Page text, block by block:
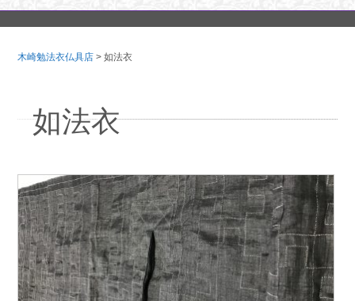
木崎勉法衣仏具店 >如法衣
如法衣